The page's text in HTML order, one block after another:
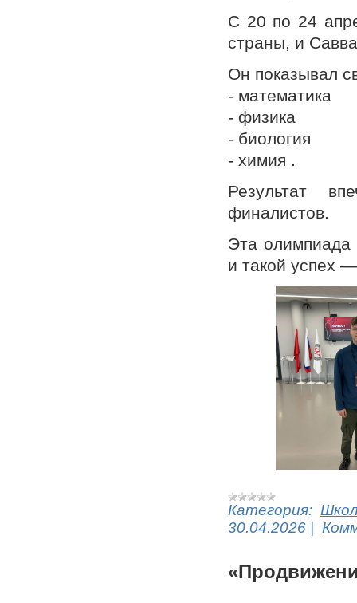
С 20 по 24
страны, и
Он показывал
- математика
- физика
- биология
- химия .
Результат
финалистов.
Эта олимпиада
и такой успех
Категория:
30.04.2026